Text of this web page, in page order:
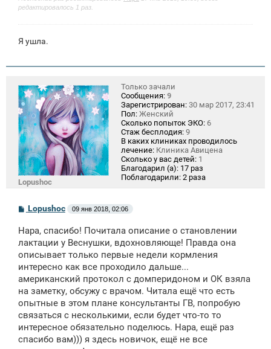
е
редактировалось 1 раз.
Я ушла.
Lopushoc
Только зачали
Сообщения: 9
Зарегистрирован: 30 мар 2017, 23:41
Пол: Женский
Сколько попыток ЭКО: 6
Стаж бесплодия: 9
В каких клиниках проводилось
лечение: Клиника Авицена
Сколько у вас детей: 1
Благодарил (а): 17 раз
Поблагодарили: 2 раза
С
о
б
щ
н
и
Lopushoc 09 янв 2018, 02:06
Нара, спасибо! Почитала описание о становлении
лактации у Веснушки, вдохновляюще! Правда она
описывает только первые недели кормления
интересно как все проходило дальше...
американский протокол с домперидоном и ОК взяла
на заметку, обсужу с врачом. Читала ещё что есть
опытные в этом плане консультанты ГВ, попробую
связаться с несколькими, если будет что-то то
интересное обязательно поделюсь. Нара, ещё раз
спасибо вам))) я здесь новичок, ещё не все